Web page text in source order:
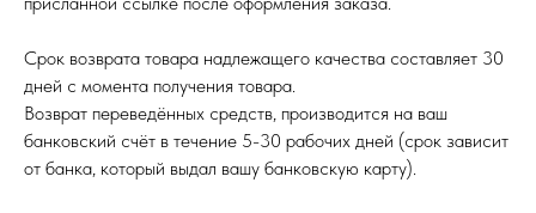
Срок возврата товара надлежащего качества составляет 30
дней с момента получения товара.
Возврат переведённых средств, производится на ваш
банковский счёт в течение 5-30 рабочих дней (срок зависит
от банка, который выдал вашу банковскую карту).